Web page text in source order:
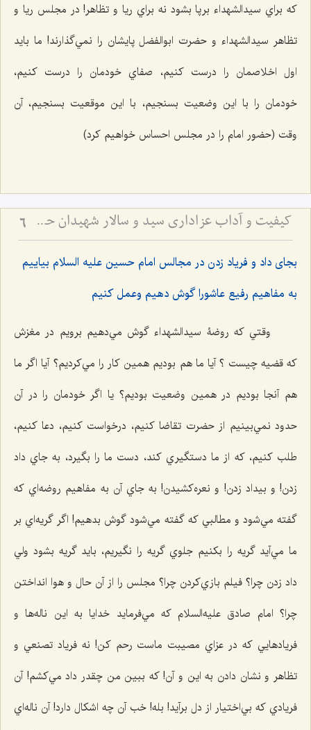
که براي سيدالشهداء برپا بشود نه براي ريا و تظاهر! در مجلس ريا و
تظاهر سيدالشهداء و حضرت ابوالفضل پايشان را نمي‌گذارند! ما باید
اول اخلاصمان را درست كنيم، صفاي خودمان را درست كنيم،
خودمان را با اين وضعيت بسنجيم، با اين موقعيت بسنجيم، آن
وقت (حضور امام را در مجلس احساس خواهیم کرد)
کیفیت و آداب عزاداری سید و سالار شهیدان حضرت أباعبداللَه الحسین علیه السلام 6
بجاى داد و فرياد زدن در مجالس امام حسين عليه السلام بياييم
به مفاهيم رفيع عاشورا گوش دهيم وعمل كنيم
وقتي كه روضۀ سيدالشهداء گوش مي‌دهيم برويم در مغزش
که قضيه چیست ؟ آيا ما هم بوديم همين كار را مي‌كرديم؟ آيا اگر ما
هم آنجا بوديم در همين وضعيت بوديم؟ يا اگر خودمان را در آن
حدود نمي‌بينيم از حضرت تقاضا كنيم، درخواست كنيم، دعا كنيم،
طلب كنيم، كه از ما دستگيري كند، دست ما را بگيرد، به جاي داد
زدن! و بيداد زدن! و نعره‌كشيدن! به جاي آن به مفاهيم روضه‌اي كه
گفته مي‌شود و مطالبي كه گفته مي‌شود گوش بدهيم! اگر گريه‌اي بر
ما مي‌آيد گريه را بكنيم جلوي گريه را نگيريم، بايد گريه بشود ولي
داد زدن چرا؟ فيلم بازي‌كردن چرا؟ مجلس را از آن حال و هوا انداختن
چرا؟ امام صادق عليه‌السلام كه مي‌فرمايد خدايا به اين ناله‌ها و
فريادهایي كه در عزاي مصيبت ماست رحم كن! نه فرياد تصنعي و
تظاهر و نشان دادن به اين و آن! كه ببين من چقدر داد مي‌كشم! آن
فريادي كه بي‌اختيار از دل برآيد! بله! خب آن چه اشكال دارد! آن ناله‌اي